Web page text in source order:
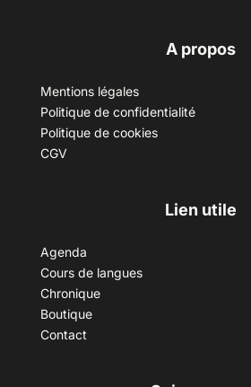
A propos
Mentions légales
Politique de confidentialité
Politique de cookies
CGV
Lien utile
Agenda
Cours de langues
Chronique
Boutique
Contact